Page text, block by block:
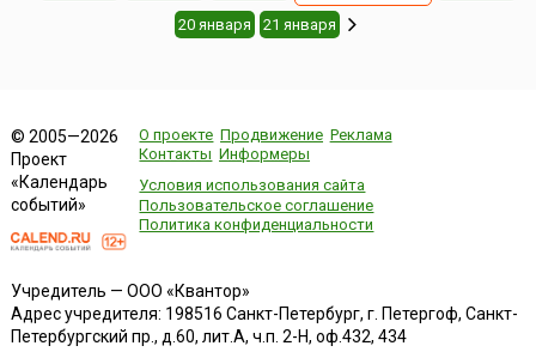
20 января 21 января
© 2005—2026
Проект
«Календарь
событий»
О проекте Продвижение Реклама
Контакты Информеры
Условия использования сайта
Пользовательское соглашение
Политика конфиденциальности
Учредитель — ООО «Квантор»
Адрес учредителя: 198516 Санкт-Петербург, г. Петергоф, Санкт-
Петербургский пр., д.60, лит.А, ч.п. 2-Н, оф.432, 434